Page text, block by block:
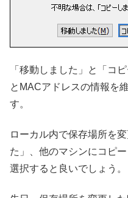
「移動しました」と「コ
とMACアドレスの情報を
す。
ローカル内で保存場所を
た」、他のマシンにコピ
選択すると良いでしょう。